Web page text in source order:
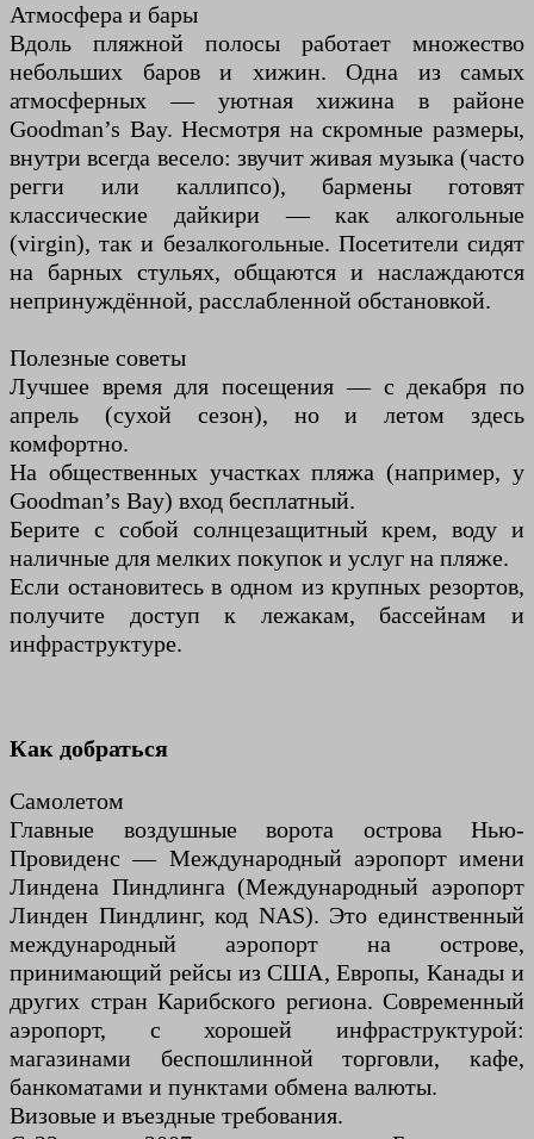
Атмосфера и бары
Вдоль пляжной полосы работает множество
небольших баров и хижин. Одна из самых
атмосферных — уютная хижина в районе
Goodman’s Bay. Несмотря на скромные размеры,
внутри всегда весело: звучит живая музыка (часто
регги или каллипсо), бармены готовят
классические дайкири — как алкогольные
(virgin), так и безалкогольные. Посетители сидят
на барных стульях, общаются и наслаждаются
непринуждённой, расслабленной обстановкой.
Полезные советы
Лучшее время для посещения — с декабря по
апрель (сухой сезон), но и летом здесь
комфортно.
На общественных участках пляжа (например, у
Goodman’s Bay) вход бесплатный.
Берите с собой солнцезащитный крем, воду и
наличные для мелких покупок и услуг на пляже.
Если остановитесь в одном из крупных резортов,
получите доступ к лежакам, бассейнам и
инфраструктуре.
Как добраться
Самолетом
Главные воздушные ворота острова Нью-
Провиденс — Международный аэропорт имени
Линдена Пиндлинга (Международный аэропорт
Линден Пиндлинг, код NAS). Это единственный
международный аэропорт на острове,
принимающий рейсы из США, Европы, Канады и
других стран Карибского региона. Современный
аэропорт, с хорошей инфраструктурой:
магазинами беспошлинной торговли, кафе,
банкоматами и пунктами обмена валюты.
Визовые и въездные требования.